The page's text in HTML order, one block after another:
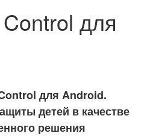
для
для Android.
детей в качестве
решения